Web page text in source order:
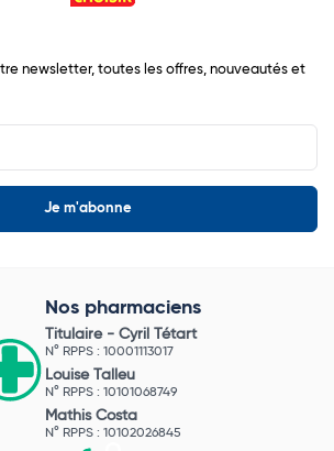
newsletter, toutes les offres, nouveautés et
Nos pharmaciens
Titulaire - Cyril Tétart
N° RPPS : 10001113017
Louise Talleu
N° RPPS : 10101068749
Mathis Costa
N° RPPS : 10102026845